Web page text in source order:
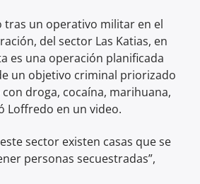
tras un operativo militar en el
del sector Las Katias, en
es una operación planificada
un objetivo criminal priorizado
droga, cocaína, marihuana,
Loffredo en un video.
sector existen casas que se
personas secuestradas”,